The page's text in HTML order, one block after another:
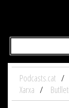
Podcasts.cat
Xarxa